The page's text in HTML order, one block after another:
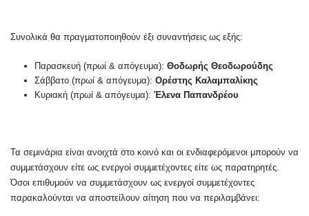
Συνολικά θα πραγματοποιηθούν έξι συναντήσεις ως εξής:
Παρασκευή (πρωί & απόγευμα): Θοδωρής Θεοδωρούδης
Σάββατο (πρωί & απόγευμα): Ορέστης Καλαμπαλίκης
Κυριακή (πρωί & απόγευμα): Έλενα Παπανδρέου
Τα σεμινάρια είναι ανοιχτά στο κοινό και οι ενδιαφερόμενοι μπορούν να
συμμετάσχουν είτε ως ενεργοί συμμετέχοντες είτε ως παρατηρητές.
Όσοι επιθυμούν να συμμετάσχουν ως ενεργοί συμμετέχοντες
παρακαλούνται να αποστείλουν αίτηση που να περιλαμβάνει: